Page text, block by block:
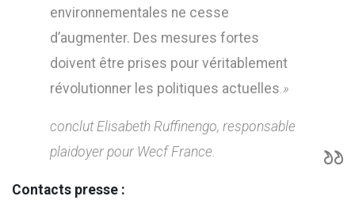
environnementales ne cesse
d’augmenter. Des mesures fortes
doivent être prises pour véritablement
révolutionner les politiques actuelles.»
conclut Elisabeth Ruffinengo, responsable
plaidoyer pour Wecf France.
Contacts presse :